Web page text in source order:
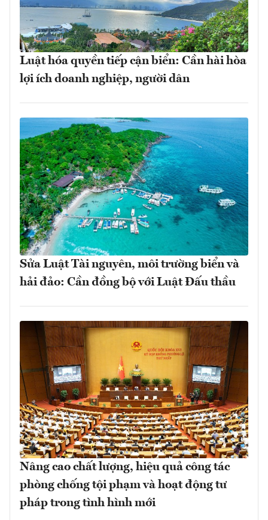
Luật hóa quyền tiếp cận biển: Cần hài hòa
lợi ích doanh nghiệp, người dân
Sửa Luật Tài nguyên, môi trường biển và
hải đảo: Cần đồng bộ với Luật Đấu thầu
Nâng cao chất lượng, hiệu quả công tác
phòng chống tội phạm và hoạt động tư
pháp trong tình hình mới